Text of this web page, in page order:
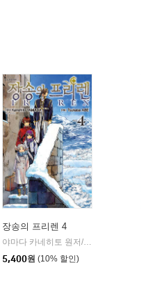
| 학산문화사
장송의 프리렌 4
야마다 카네히토 원저/아베 츠카사 글그림
5,400원 (10% 할인)